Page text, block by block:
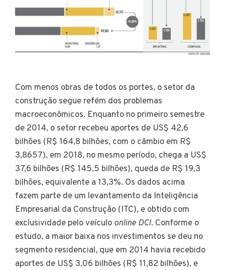
Com menos obras de todos os portes, o setor da
construção segue refém dos problemas
macroeconômicos. Enquanto no primeiro semestre
de 2014, o setor recebeu aportes de US$ 42,6
bilhões (R$ 164,8 bilhões, com o câmbio em R$
3,8657), em 2018, no mesmo período, chega a US$
37,6 bilhões (R$ 145,5 bilhões), queda de R$ 19,3
bilhões, equivalente a 13,3%. Os dados acima
fazem parte de um levantamento da Inteligência
Empresarial da Construção (ITC), e obtido com
exclusividade pelo veículo online DCI. Conforme o
estudo, a maior baixa nos investimentos se deu no
segmento residencial, que em 2014 havia recebido
aportes de US$ 3,06 bilhões (R$ 11,82 bilhões), e